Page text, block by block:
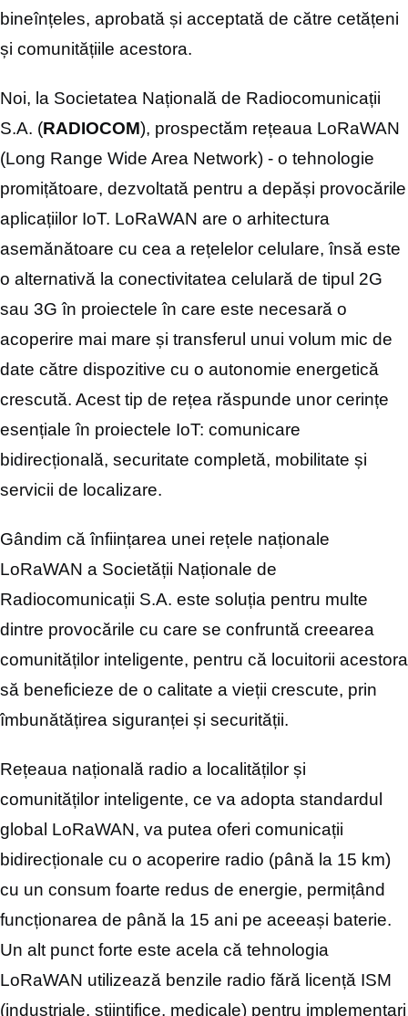
bineînțeles, aprobată și acceptată de către cetățeni
și comunitățiile acestora.
Noi, la Societatea Națională de Radiocomunicații
S.A. (RADIOCOM), prospectăm rețeaua LoRaWAN
(Long Range Wide Area Network) - o tehnologie
promițătoare, dezvoltată pentru a depăși provocările
aplicațiilor IoT. LoRaWAN are o arhitectura
asemănătoare cu cea a rețelelor celulare, însă este
o alternativă la conectivitatea celulară de tipul 2G
sau 3G în proiectele în care este necesară o
acoperire mai mare și transferul unui volum mic de
date către dispozitive cu o autonomie energetică
crescută. Acest tip de rețea răspunde unor cerințe
esențiale în proiectele IoT: comunicare
bidirecțională, securitate completă, mobilitate și
servicii de localizare.
Gândim că înființarea unei rețele naționale
LoRaWAN a Societății Naționale de
Radiocomunicații S.A. este soluția pentru multe
dintre provocările cu care se confruntă creearea
comunităților inteligente, pentru că locuitorii acestora
să beneficieze de o calitate a vieții crescute, prin
îmbunătățirea siguranței și securității.
Rețeaua națională radio a localităților și
comunităților inteligente, ce va adopta standardul
global LoRaWAN, va putea oferi comunicații
bidirecționale cu o acoperire radio (până la 15 km)
cu un consum foarte redus de energie, permițând
funcționarea de până la 15 ani pe aceeași baterie.
Un alt punct forte este acela că tehnologia
LoRaWAN utilizează benzile radio fără licență ISM
(industriale, științifice, medicale) pentru implementari